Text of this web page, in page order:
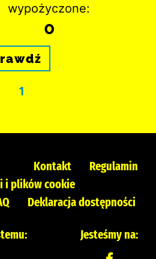
wypożyczone:
0
1
Kontakt
Regulamin
i plików cookie
Deklaracja dostępności
Jesteśmy na: